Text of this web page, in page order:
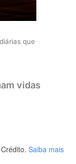
que
vidas
Saiba mais